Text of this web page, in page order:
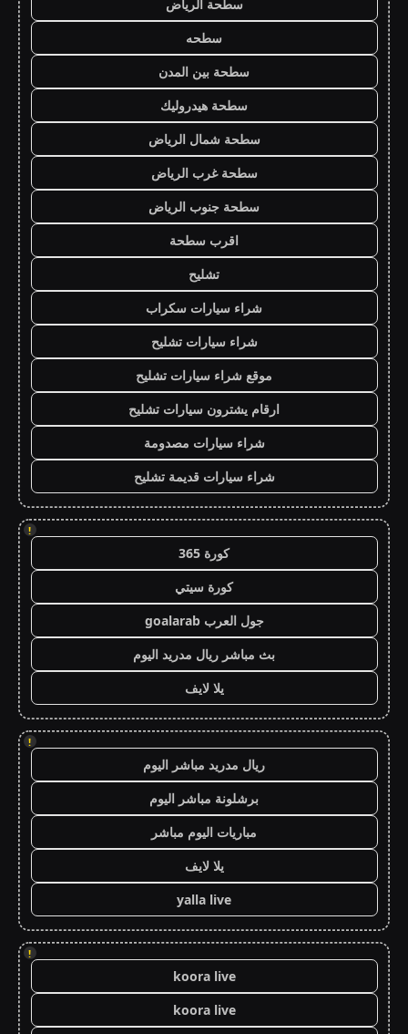
سطحة الرياض
سطحه
سطحة بين المدن
سطحة هيدروليك
سطحة شمال الرياض
سطحة غرب الرياض
سطحة جنوب الرياض
اقرب سطحة
تشليح
شراء سيارات سكراب
شراء سيارات تشليح
موقع شراء سيارات تشليح
ارقام يشترون سيارات تشليح
شراء سيارات مصدومة
شراء سيارات قديمة تشليح
!
كورة 365
كورة سيتي
جول العرب goalarab
بث مباشر ريال مدريد اليوم
يلا لايف
!
ريال مدريد مباشر اليوم
برشلونة مباشر اليوم
مباريات اليوم مباشر
يلا لايف
yalla live
!
koora live
koora live